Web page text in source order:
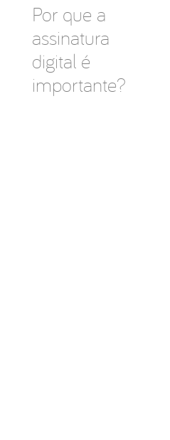
Por que a
assinatura
digital é
importante?